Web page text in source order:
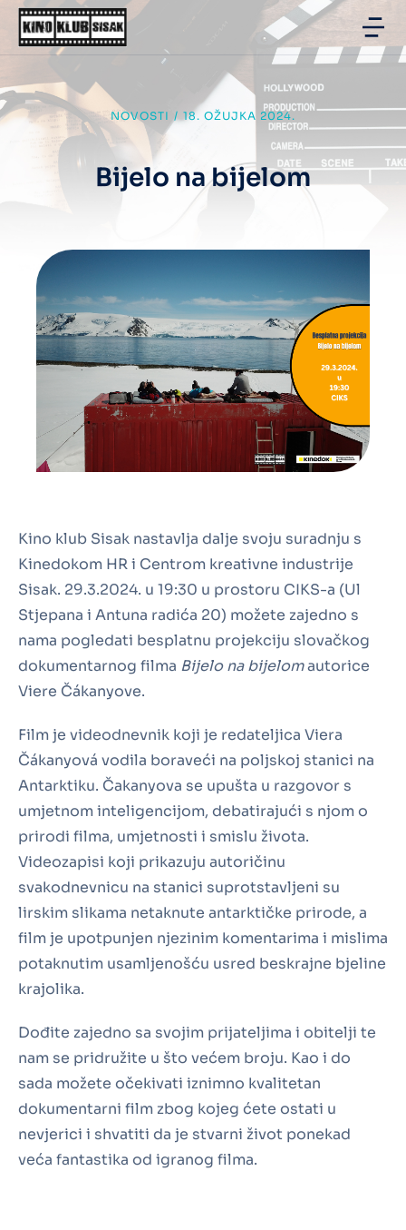
NOVOSTI / 18. OŽUJKA 2024.
Bijelo na bijelom
Kino klub Sisak nastavlja dalje svoju suradnju s
Kinedokom HR i Centrom kreativne industrije
Sisak. 29.3.2024. u 19:30 u prostoru CIKS-a (Ul
Stjepana i Antuna radića 20) možete zajedno s
nama pogledati besplatnu projekciju slovačkog
dokumentarnog filma Bijelo na bijelomautorice
Viere Čákanyove.
Film je videodnevnik koji je redateljica Viera
Čákanyová vodila boraveći na poljskoj stanici na
Antarktiku. Čakanyova se upušta u razgovor s
umjetnom inteligencijom, debatirajući s njom o
prirodi filma, umjetnosti i smislu života.
Videozapisi koji prikazuju autoričinu
svakodnevnicu na stanici suprotstavljeni su
lirskim slikama netaknute antarktičke prirode, a
film je upotpunjen njezinim komentarima i mislima
potaknutim usamljenošću usred beskrajne bjeline
krajolika.
Dođite zajedno sa svojim prijateljima i obitelji te
nam se pridružite u što većem broju. Kao i do
sada možete očekivati iznimno kvalitetan
dokumentarni film zbog kojeg ćete ostati u
nevjerici i shvatiti da je stvarni život ponekad
veća fantastika od igranog filma.